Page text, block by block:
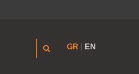
GR EN